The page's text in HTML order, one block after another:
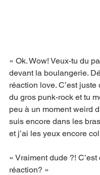
« Ok. Wow! Veux-tu du
devant la boulangerie.
réaction love. C’est juste
du gros punk-rock et tu
peu à un moment weird
suis encore dans les
et j’ai les yeux encore
« Vraiment dude ?!
réaction? »